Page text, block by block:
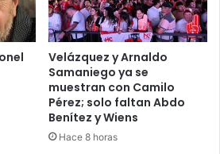
Velázquez y Arnaldo
Samaniego ya se
muestran con Camilo
Pérez; solo faltan Abdo
Benítez y Wiens
Hace 8 horas